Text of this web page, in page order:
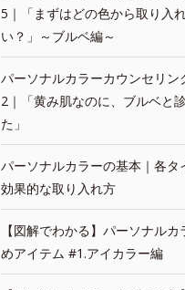
5｜「まずはどの色から取り入
い？」～ブルベ編～
パーソナルカラーカウンセリン
2｜「黄み肌なのに、ブルベと
た」
パーソナルカラーの基本｜各タ
効果的な取り入れ方
【図解でわかる】パーソナル
めアイテム #1.アイカラー編